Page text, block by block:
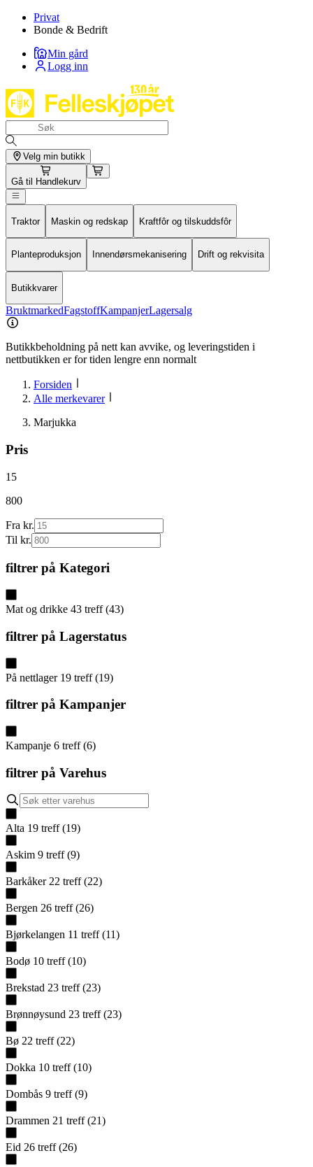
Privat
Bonde & Bedrift
Min gård
Logg inn
Velg min butikk
Gå til Handlekurv
Traktor Maskin og redskap Kraftfôr og tilskuddsfôr
Planteproduksjon Innendørsmekanisering Drift og rekvisita
Butikkvarer
BruktmarkedFagstoffKampanjerLagersalg
Butikkbeholdning på nett kan avvike, og leveringstiden i
nettbutikken er for tiden lengre enn normalt
Forsiden
Alle merkevarer
Marjukka
Pris
15
800
Fra kr.
Til kr.
filtrer på Kategori
Mat og drikke 43 treff (43)
filtrer på Lagerstatus
På nettlager 19 treff (19)
filtrer på Kampanjer
Kampanje 6 treff (6)
filtrer på Varehus
Alta 19 treff (19)
Askim 9 treff (9)
Barkåker 22 treff (22)
Bergen 26 treff (26)
Bjørkelangen 11 treff (11)
Bodø 10 treff (10)
Brekstad 23 treff (23)
Brønnøysund 23 treff (23)
Bø 22 treff (22)
Dokka 10 treff (10)
Dombås 9 treff (9)
Drammen 21 treff (21)
Eid 26 treff (26)